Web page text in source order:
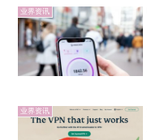
业界资讯
业界资讯